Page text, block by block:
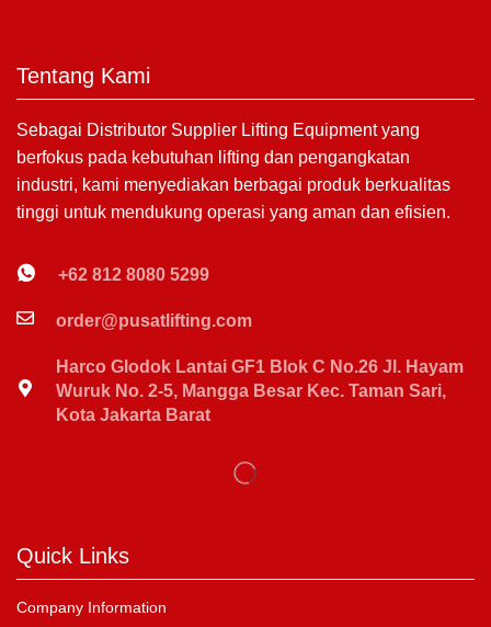
Tentang Kami
Sebagai Distributor Supplier Lifting Equipment yang
berfokus pada kebutuhan lifting dan pengangkatan
industri, kami menyediakan berbagai produk berkualitas
tinggi untuk mendukung operasi yang aman dan efisien.
+62 812 8080 5299
order@pusatlifting.com
Harco Glodok Lantai GF1 Blok C No.26 Jl. Hayam
Wuruk No. 2-5, Mangga Besar Kec. Taman Sari,
Kota Jakarta Barat
Quick Links
Company Information